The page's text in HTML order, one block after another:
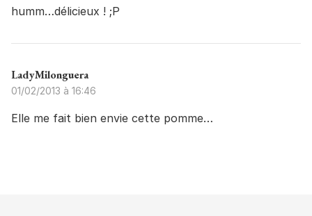
humm…délicieux ! ;P
LadyMilonguera
01/02/2013 à 16:46
Elle me fait bien envie cette pomme…